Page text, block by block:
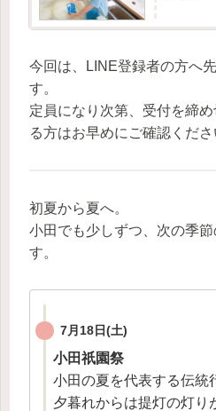
今回は、LINE登録者の方へ
す。
定員になり次第、受付を締
る方はお早めにご確認くださ
初夏から夏へ。
小田でも少しずつ、次の季
す。
7月18日(土)
小田祇園祭
小田の夏を代表する伝統
夕暮れからは提灯の灯り